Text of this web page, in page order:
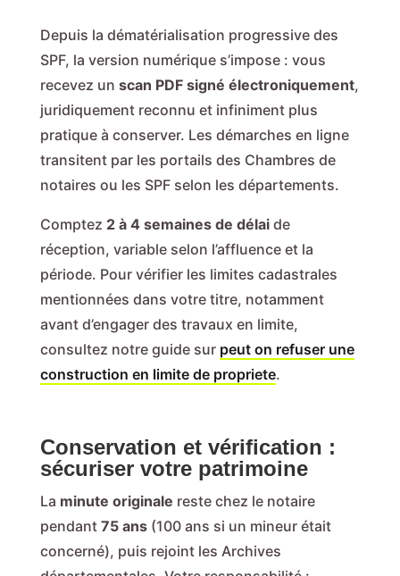
Depuis la dématérialisation progressive des
SPF, la version numérique s’impose : vous
recevez un scan PDF signé électroniquement,
juridiquement reconnu et infiniment plus
pratique à conserver. Les démarches en ligne
transitent par les portails des Chambres de
notaires ou les SPF selon les départements.
Comptez 2 à 4 semaines de délaide
réception, variable selon l’affluence et la
période. Pour vérifier les limites cadastrales
mentionnées dans votre titre, notamment
avant d’engager des travaux en limite,
consultez notre guide sur peut on refuser une
construction en limite de propriete.
Conservation et vérification :
sécuriser votre patrimoine
La minute originale reste chez le notaire
pendant 75 ans(100 ans si un mineur était
concerné), puis rejoint les Archives